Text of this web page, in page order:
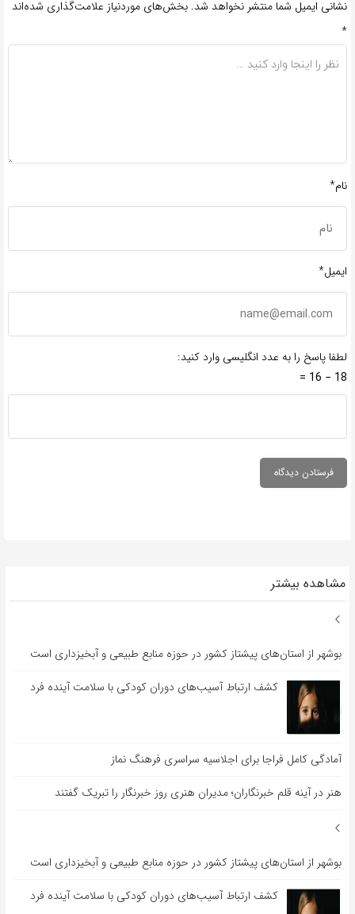
نشانی ایمیل شما منتشر نخواهد شد. بخش‌های موردنیاز علامت‌گذاری شده‌اند
*
نام*
ایمیل*
لطفا پاسخ را به عدد انگلیسی وارد کنید:
18 − 16 =
مشاهده بیشتر
بوشهر از استان‌های پیشتاز کشور در حوزه منابع طبیعی و آبخیزداری است
کشف ارتباط آسیب‌های دوران کودکی با سلامت آینده فرد
آمادگی کامل فراجا برای اجلاسیه سراسری فرهنگ نماز
هنر در آینه قلم خبرنگاران؛ مدیران هنری روز خبرنگار را تبریک گفتند
بوشهر از استان‌های پیشتاز کشور در حوزه منابع طبیعی و آبخیزداری است
کشف ارتباط آسیب‌های دوران کودکی با سلامت آینده فرد